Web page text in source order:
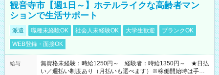
観音寺市【週1日～】ホテルライクな高齢者マン
ションで生活サポート
派遣 職種未経験OK 社会人未経験OK 大学生歓迎
ブランクOK
WEB登録・面接OK
給与
無資格未経験：時給1250円～ 経験者：時給1350円～ ★日払
い／週払い制度あり（月払いも選べます）※稼働開始時は手続き